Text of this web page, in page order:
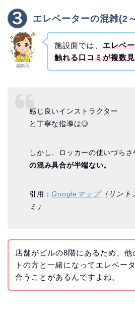
エレベーターの混雑(2
編集部
施設面では、 エレベ
触れる口コミが複数
感じ良いインストラクター
と丁寧な指導は◎
しかし、ロッカーの使いづらさ
の混み具合が半端ない。
引用：Googleマップ（リント
ミ）
店舗がビルの8階にあるため、他
トの方と一緒になってエレベー
合うことがあるんですよね。